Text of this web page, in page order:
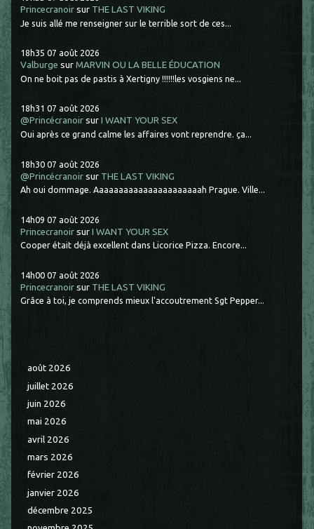
Princecranoir sur THE LAST VIKING
Je suis allé me renseigner sur le terrible sort de ces...
18h35 07 août 2026
Valburge surMARVIN OU LA BELLE ÉDUCATION
On ne boit pas de pastis à Xertigny !!!!!!les vosgiens ne...
18h31 07 août 2026
@Princécranoir surI WANT YOUR SEX
Oui après ce grand calme les affaires vont reprendre. ça...
18h30 07 août 2026
@Princécranoir sur THE LAST VIKING
Ah oui dommage. Aaaaaaaaaaaaaaaaaaaaaah Prague. Ville...
14h09 07 août 2026
Princecranoir surI WANT YOUR SEX
Cooper était déjà excellent dans Licorice Pizza. Encore...
14h00 07 août 2026
Princecranoir sur THE LAST VIKING
Grâce à toi, je comprends mieux l'accoutrement Sgt Pepper...
août 2026
juillet 2026
juin 2026
mai 2026
avril 2026
mars 2026
février 2026
janvier 2026
décembre 2025